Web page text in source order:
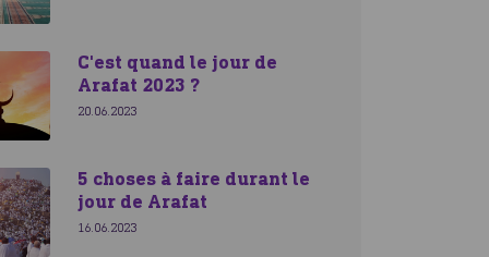
C'est quand le jour de
Arafat 2023 ?
20.06.2023
5 choses à faire durant le
jour de Arafat
16.06.2023